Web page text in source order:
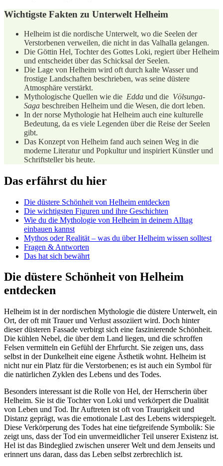
Wichtigste Fakten ⁢zu Unterwelt Helheim
Helheim ist die nordische Unterwelt, wo die Seelen der
Verstorbenen verweilen, die nicht in das Valhalla gelangen.
Die Göttin Hel, Tochter des Gottes Loki, regiert über Helheim
und entscheidet über das Schicksal der Seelen.
Die Lage von ​Helheim wird oft durch ⁤kalte Wasser ​und
frostige ⁣Landschaften beschrieben, was seine‌ düstere
Atmosphäre verstärkt.
Mythologische Quellen wie die ⁣ Edda und die ‌ Völsunga-
Saga beschreiben Helheim und die Wesen, die dort leben.
In der norse Mythologie hat Helheim auch eine kulturelle
Bedeutung, da es viele Legenden über die Reise der Seelen⁤
gibt.
Das Konzept von Helheim fand auch seinen Weg in ‌die
moderne ‍Literatur und ⁤Popkultur und inspiriert Künstler und
Schriftsteller bis heute.
Das erfährst du hier
Die düstere Schönheit von Helheim entdecken
Die wichtigsten Figuren und ihre Geschichten
Wie du die Mythologie von Helheim in deinem Alltag
einbauen kannst
Mythos oder Realität – was du über Helheim ⁤wissen solltest
Fragen & Antworten
Das hat sich bewährt
Die düstere Schönheit von Helheim
entdecken
Helheim⁤ ist​ in der nordischen Mythologie die düstere Unterwelt, ein
Ort, der ⁣oft mit Trauer und Verlust assoziiert wird. Doch hinter
dieser düsteren Fassade verbirgt sich eine faszinierende Schönheit.
Die kühlen Nebel, die über⁤ dem Land liegen, und die schroffen
Felsen ‍vermitteln⁤ ein Gefühl der Ehrfurcht. Sie zeigen uns, dass
selbst ⁤in‌ der ​Dunkelheit eine eigene Ästhetik wohnt. Helheim ist
nicht nur ein Platz für die ⁤Verstorbenen; es ist auch​ ein Symbol für
die natürlichen Zyklen des Lebens und des Todes.
Besonders interessant ist die Rolle von Hel, der Herrscherin​ über
Helheim. Sie ist die Tochter von Loki und verkörpert die Dualität
von Leben und ‍Tod. Ihr Auftreten ‍ist oft von Traurigkeit und ​
Distanz geprägt, was die emotionale Last des Lebens widerspiegelt.
Diese Verkörperung des Todes hat eine tiefgreifende Symbolik: Sie
‌zeigt uns,⁣ dass der Tod ein unvermeidlicher Teil unserer Existenz ist.
Hel ist das Bindeglied zwischen unserer Welt und dem Jenseits und
erinnert uns daran, dass das Leben selbst zerbrechlich​ ist.